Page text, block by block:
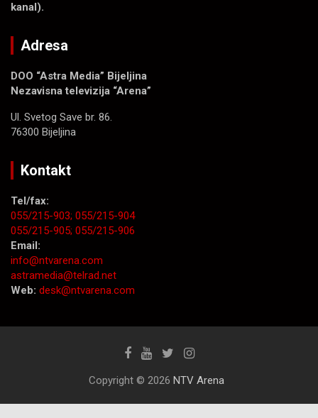
kanal).
Adresa
DOO “Astra Media” Bijeljina
Nezavisna televizija “Arena”
Ul. Svetog Save br. 86.
76300 Bijeljina
Kontakt
Tel/fax:
055/215-903; 055/215-904
055/215-905; 055/215-906
Email:
info@ntvarena.com
astramedia@telrad.net
Web: desk@ntvarena.com
Copyright © 2026 NTV Arena